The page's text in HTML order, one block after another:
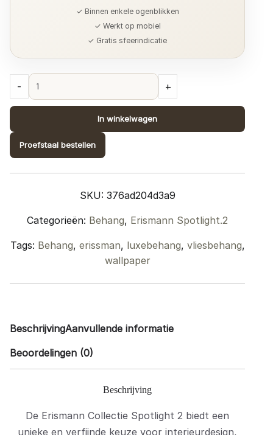
✓ Binnen enkele ogenblikken
✓ Werkt op mobiel
✓ Gratis sfeerindicatie
2;
design
10404-
30
quantity
- +
In winkelwagen
Proefstaal bestellen
SKU: 376ad204d3a9
Categorieën: Behang, Erismann Spotlight.2
Tags: Behang, erissman, luxebehang, vliesbehang,
wallpaper
BeschrijvingAanvullende informatie
Beoordelingen (0)
Beschrijving
De Erismann Collectie Spotlight 2 biedt een
unieke en verfijnde keuze voor interieurdesign,